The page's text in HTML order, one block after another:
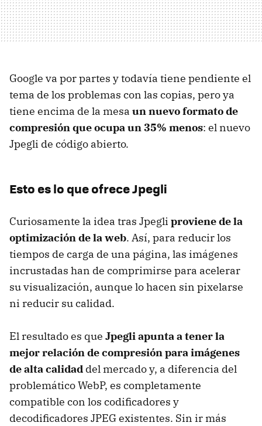
Google va por partes y todavía tiene pendiente el
tema de los problemas con las copias, pero ya
tiene encima de la mesa un nuevo formato de
compresión que ocupa un 35% menos: el nuevo
Jpegli de código abierto.
Esto es lo que ofrece Jpegli
Curiosamente la idea tras Jpegli proviene de la
optimización de la web. Así, para reducir los
tiempos de carga de una página, las imágenes
incrustadas han de comprimirse para acelerar
su visualización, aunque lo hacen sin pixelarse
ni reducir su calidad.
El resultado es que Jpegli apunta a tener la
mejor relación de compresión para imágenes
de alta calidad del mercado y, a diferencia del
problemático WebP, es completamente
compatible con los codificadores y
decodificadores JPEG existentes. Sin ir más